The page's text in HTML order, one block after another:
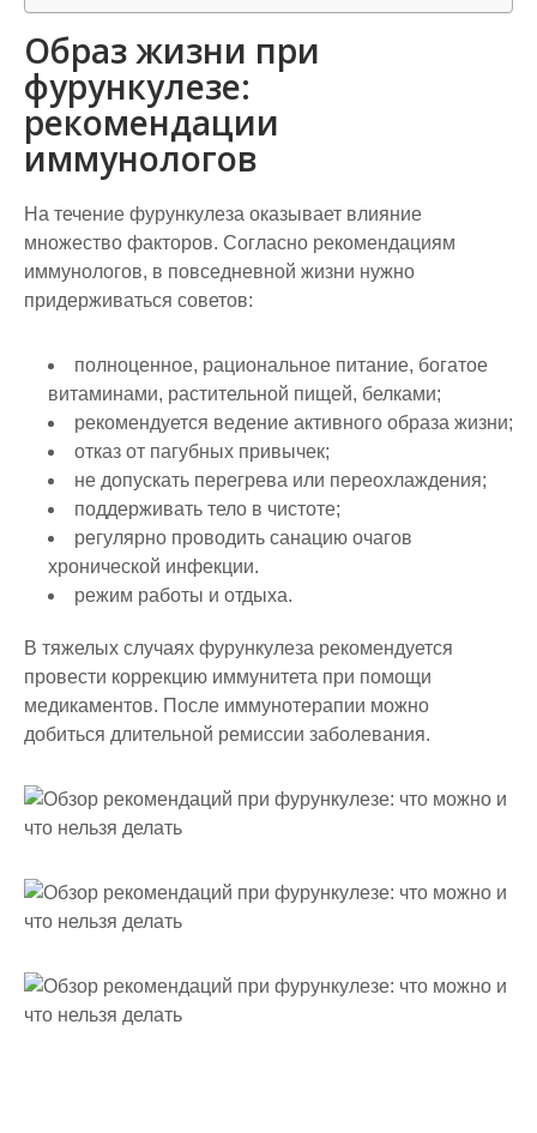
Образ жизни при
фурункулезе:
рекомендации
иммунологов
На течение фурункулеза оказывает влияние
множество факторов. Согласно рекомендациям
иммунологов, в повседневной жизни нужно
придерживаться советов:
полноценное, рациональное питание, богатое
витаминами, растительной пищей, белками;
рекомендуется ведение активного образа жизни;
отказ от пагубных привычек;
не допускать перегрева или переохлаждения;
поддерживать тело в чистоте;
регулярно проводить санацию очагов
хронической инфекции.
режим работы и отдыха.
В тяжелых случаях фурункулеза рекомендуется
провести коррекцию иммунитета при помощи
медикаментов. После иммунотерапии можно
добиться длительной ремиссии заболевания.